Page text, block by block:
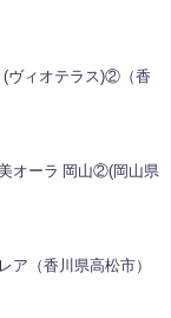
ヴィオテラス)②（香
オーラ 岡山②(岡山県
ア（香川県高松市）